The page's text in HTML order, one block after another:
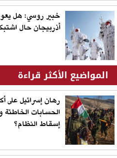
خبير روسي: هل
أذربيجان حال
المواضيع الأكثر قراءة
رهان إسرائيل على
الحسابات
إسقاط النظام؟